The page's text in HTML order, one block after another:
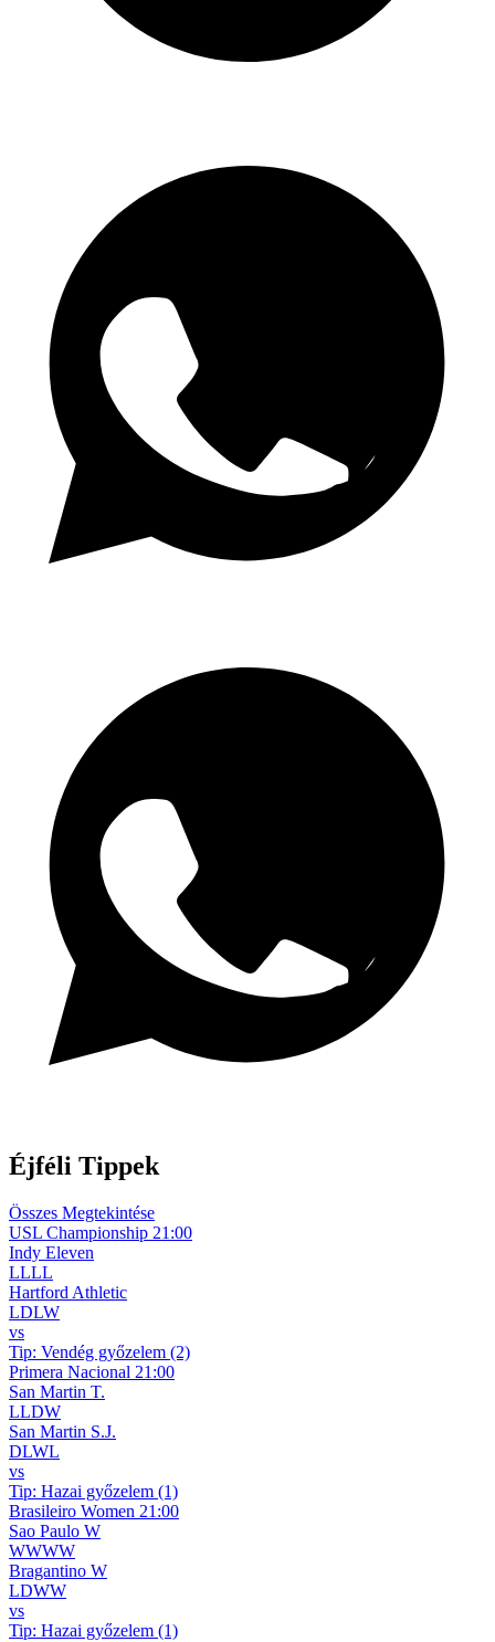
Éjféli Tippek
Összes Megtekintése
USL Championship 21:00
Indy Eleven
LLLL
Hartford Athletic
LDLW
vs
Tip: Vendég győzelem (2)
Primera Nacional 21:00
San Martin T.
LLDW
San Martin S.J.
DLWL
vs
Tip: Hazai győzelem (1)
Brasileiro Women 21:00
Sao Paulo W
WWWW
Bragantino W
LDWW
vs
Tip: Hazai győzelem (1)